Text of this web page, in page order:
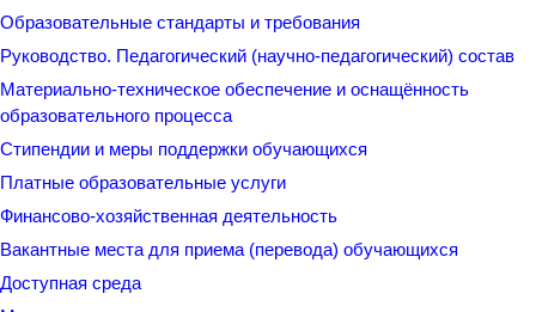
Образовательные стандарты и требования
Руководство. Педагогический (научно-педагогический) состав
Материально-техническое обеспечение и оснащённость
образовательного процесса
Стипендии и меры поддержки обучающихся
Платные образовательные услуги
Финансово-хозяйственная деятельность
Вакантные места для приема (перевода) обучающихся
Доступная среда